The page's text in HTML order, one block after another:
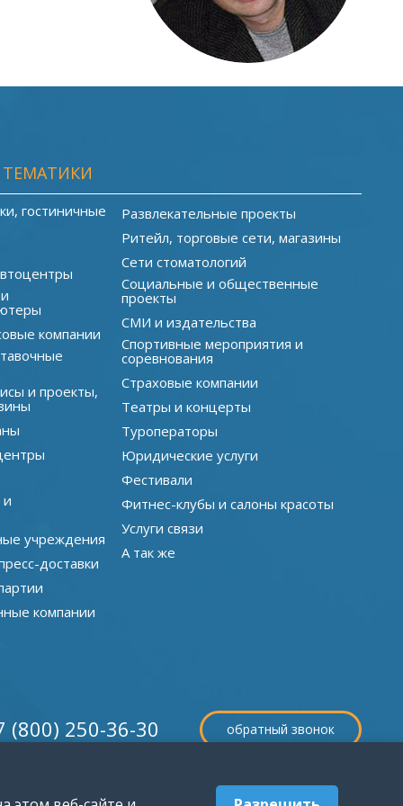
гостиничные
компании
и проекты,
учреждения
доставки
компании
Развлекательные проекты
Ритейл, торговые сети, магазины
Сети стоматологий
Социальные и общественные
проекты
СМИ и издательства
Спортивные мероприятия и
соревнования
Страховые компании
Театры и концерты
Туроператоры
Юридические услуги
Фестивали
Фитнес-клубы и салоны красоты
Услуги связи
А так же
обратный звонок
(800) 250-36-30